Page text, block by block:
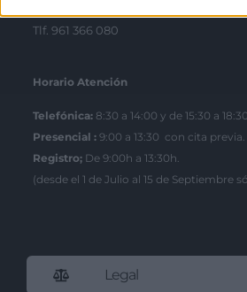
Tlf. 961 366 080
Horario Atención
Telefónica: 8:30 a 14:00 y de 15:30 a 18:30
Presencial : 9:00 a 13:30 con cita previa.
Registro; De 9:00h a 13:30h.
(desde el 1 de Julio al 15 de Septiembre
Legal